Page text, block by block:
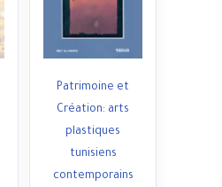
Patrimoine et
Création: arts
plastiques
tunisiens
contemporains